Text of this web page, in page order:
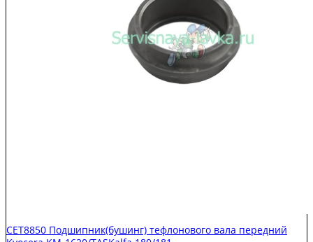
CET8850 Подшипник(бушинг) тефлонового вала передний